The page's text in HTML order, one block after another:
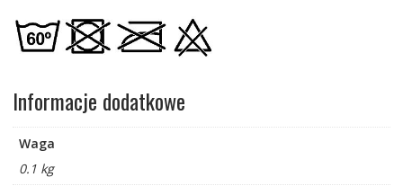
Informacje dodatkowe
Waga
0.1 kg